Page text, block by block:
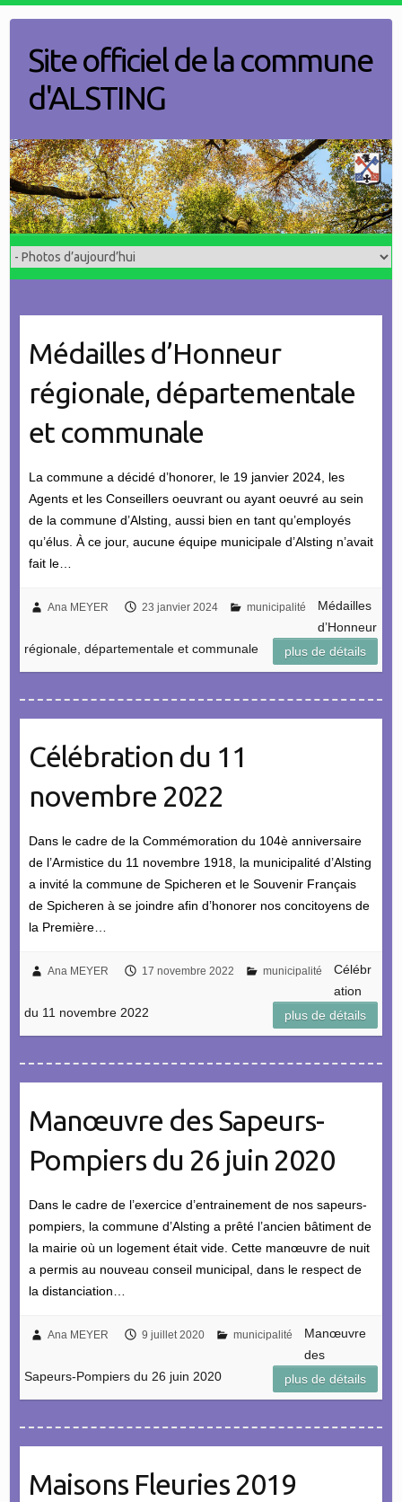
contentSite officiel de la commune
d'ALSTING
Médailles d’Honneur
régionale, départementale
et communale
La commune a décidé d’honorer, le 19 janvier 2024, les
Agents et les Conseillers oeuvrant ou ayant oeuvré au sein
de la commune d’Alsting, aussi bien en tant qu’employés
qu’élus. À ce jour, aucune équipe municipale d’Alsting n’avait
fait le…
Ana MEYER 23 janvier 2024 municipalité
Médailles
d’Honneur
régionale, départementale et communale
plus de détails
Célébration du 11
novembre 2022
Dans le cadre de la Commémoration du 104è anniversaire
de l’Armistice du 11 novembre 1918, la municipalité d’Alsting
a invité la commune de Spicheren et le Souvenir Français
de Spicheren à se joindre afin d’honorer nos concitoyens de
la Première…
Ana MEYER 17 novembre 2022 municipalité
Célébr
ation
du 11 novembre 2022
plus de détails
Manœuvre des Sapeurs-
Pompiers du 26 juin 2020
Dans le cadre de l’exercice d’entrainement de nos sapeurs-
pompiers, la commune d’Alsting a prêté l’ancien bâtiment de
la mairie où un logement était vide. Cette manœuvre de nuit
a permis au nouveau conseil municipal, dans le respect de
la distanciation…
Ana MEYER 9 juillet 2020 municipalité
Manœuvre
des
Sapeurs-Pompiers du 26 juin 2020
plus de détails
Maisons Fleuries 2019